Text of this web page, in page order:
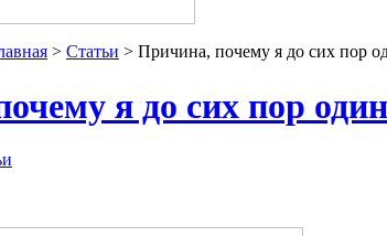
> Статьи > Причина, почему я до сих пор
я до сих пор